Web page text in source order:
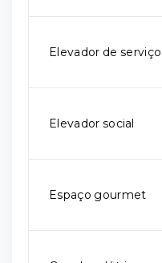
Elevador de serviço
Elevador social
Espaço gourmet